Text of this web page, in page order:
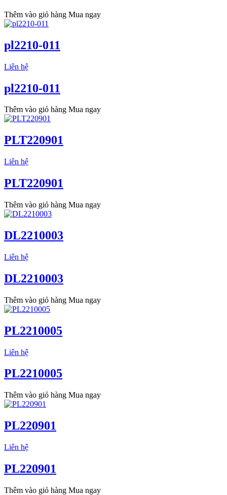
Thêm vào giỏ hàng Mua ngay
pl2210-011
Liên hệ
pl2210-011
Thêm vào giỏ hàng Mua ngay
PLT220901
Liên hệ
PLT220901
Thêm vào giỏ hàng Mua ngay
DL2210003
Liên hệ
DL2210003
Thêm vào giỏ hàng Mua ngay
PL2210005
Liên hệ
PL2210005
Thêm vào giỏ hàng Mua ngay
PL220901
Liên hệ
PL220901
Thêm vào giỏ hàng Mua ngay